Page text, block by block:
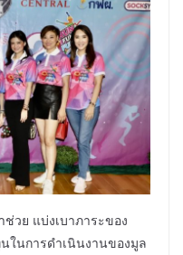
วย แบ่งเบาภาระของ
ในการดำเนินงานของมูล